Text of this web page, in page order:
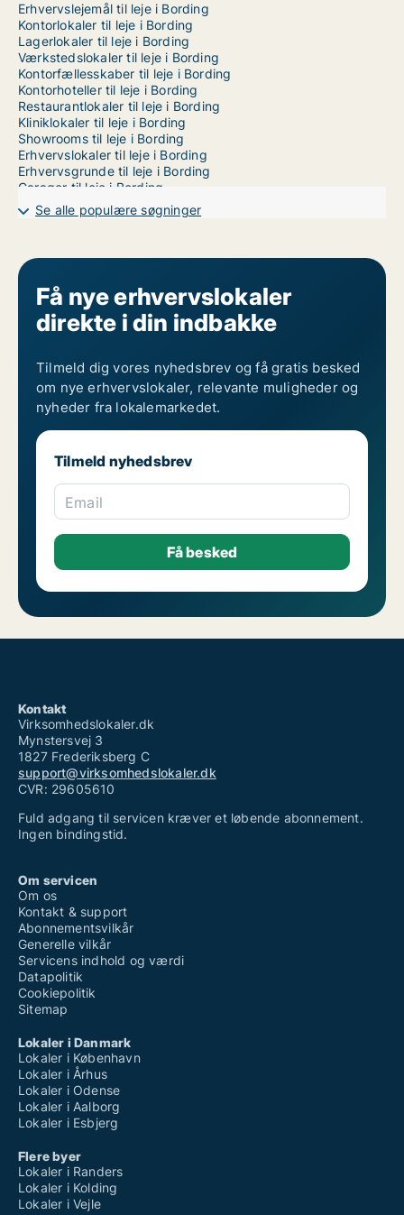
Erhvervslejemål til leje i Bording
Kontorlokaler til leje i Bording
Lagerlokaler til leje i Bording
Værkstedslokaler til leje i Bording
Kontorfællesskaber til leje i Bording
Kontorhoteller til leje i Bording
Restaurantlokaler til leje i Bording
Kliniklokaler til leje i Bording
Showrooms til leje i Bording
Erhvervslokaler til leje i Bording
Erhvervsgrunde til leje i Bording
Garager til leje i Bording
Butikslokaler til leje i Randers
Butikslokaler til leje i Vejle
Se alle populære søgninger
Få nye erhvervslokaler
direkte i din indbakke
Tilmeld dig vores nyhedsbrev og få gratis besked
om nye erhvervslokaler, relevante muligheder og
nyheder fra lokalemarkedet.
Tilmeld nyhedsbrev
Email
Kontakt
Virksomhedslokaler.dk
Mynstersvej 3
1827 Frederiksberg C
support@virksomhedslokaler.dk
CVR: 29605610
Fuld adgang til servicen kræver et løbende abonnement.
Ingen bindingstid.
Om servicen
Om os
Kontakt & support
Abonnementsvilkår
Generelle vilkår
Servicens indhold og værdi
Datapolitik
Cookiepolitik
Sitemap
Lokaler i Danmark
Lokaler i København
Lokaler i Århus
Lokaler i Odense
Lokaler i Aalborg
Lokaler i Esbjerg
Flere byer
Lokaler i Randers
Lokaler i Kolding
Lokaler i Vejle